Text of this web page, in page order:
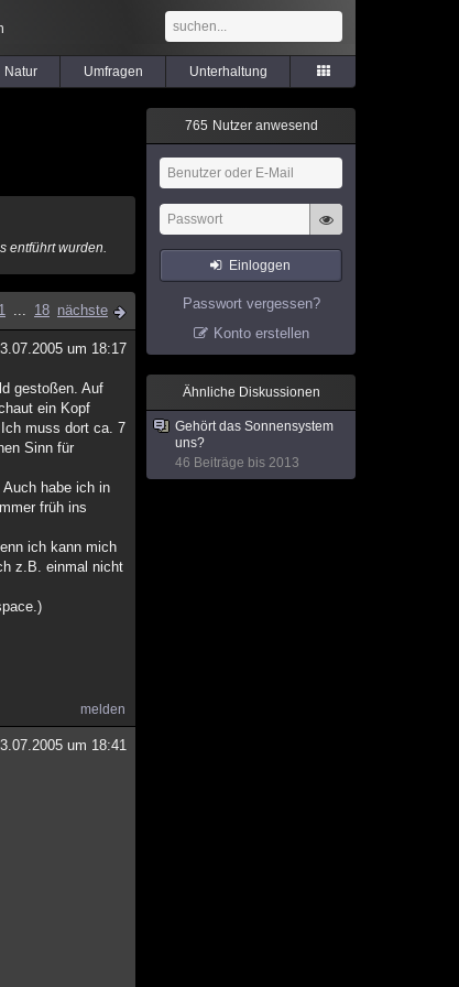
Natur Umfragen Unterhaltung
entführt wurden.
... 18 nächste
um 18:17
gestoßen. Auf
ein Kopf
muss dort ca. 7
Sinn für
habe ich in
früh ins
ich kann mich
z.B. einmal nicht
melden
um 18:41
765 Nutzer anwesend
Einloggen
Passwort vergessen?
Konto erstellen
Ähnliche Diskussionen
Gehört das Sonnensystem
uns?
46 Beiträge bis 2013